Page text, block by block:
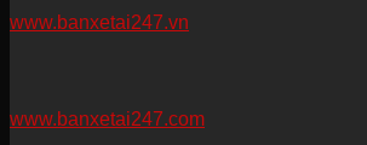
www.banxetai247.vn
www.banxetai247.com